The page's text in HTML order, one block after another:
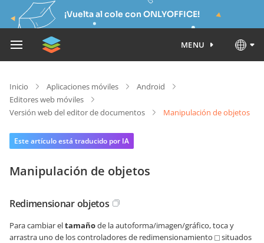
¡Vuelta al cole con ONLYOFFICE!
MENU
Inicio Aplicaciones móviles
Android
Editores web móviles
Versión web del editor de documentos
Manipulación de objetos
Este artículo está traducido por IA
Manipulación de objetos
Redimensionar objetos
Para cambiar eltamañode la autoforma/imagen/gráfico, toca y
arrastra uno de los controladores de redimensionamiento
situados